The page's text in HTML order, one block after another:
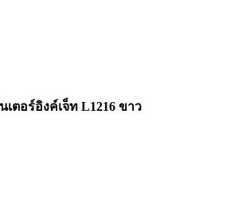
เตอร์อิงค์เจ็ท L1216 ขาว